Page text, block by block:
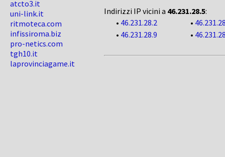
atcto3.it
uni-link.it
ritmoteca.com
infissiroma.biz
pro-netics.com
tgh10.it
laprovinciagame.it
Indirizzi IP vicini a 46.231.28.5:
• 46.231.28.2 •
• 46.231.28.9 •